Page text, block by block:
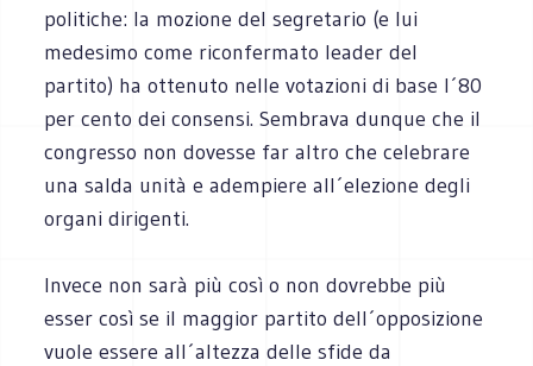
politiche: la mozione del segretario (e lui
medesimo come riconfermato leader del
partito) ha ottenuto nelle votazioni di base l´80
per cento dei consensi. Sembrava dunque che il
congresso non dovesse far altro che celebrare
una salda unità e adempiere all´elezione degli
organi dirigenti.
Invece non sarà più così o non dovrebbe più
esser così se il maggior partito dell´opposizione
vuole essere all´altezza delle sfide da